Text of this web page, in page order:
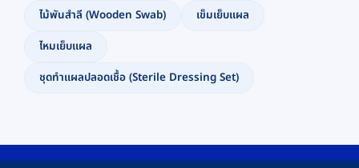
ไม้พันสำลี (Wooden Swab)
เข็มเย็บแผล
ไหมเย็บแผล
ชุดทำแผลปลอดเชื้อ (Sterile Dressing Set)